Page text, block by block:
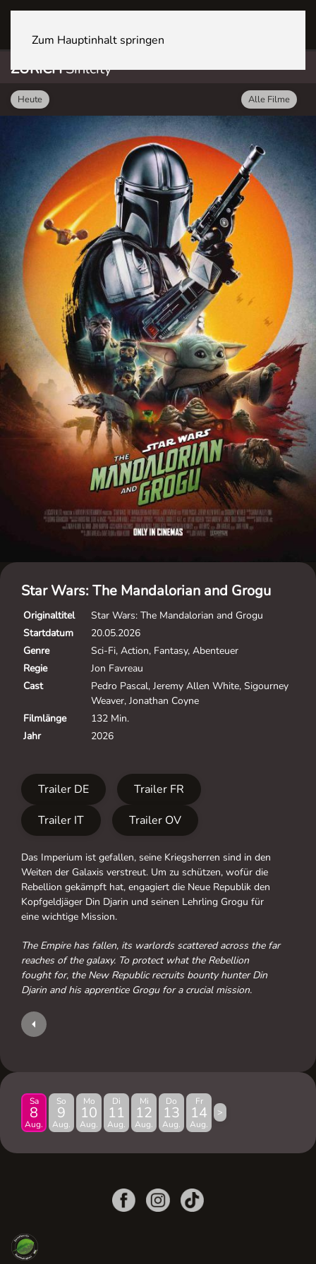
Zum Hauptinhalt springen
ZÜRICHSihlcity
Heute Alle Filme
Star Wars: The Mandalorian and Grogu
Originaltitel
Star Wars: The Mandalorian and Grogu
Startdatum
20.05.2026
Genre
Sci-Fi, Action, Fantasy, Abenteuer
Regie
Jon Favreau
Cast
Pedro Pascal, Jeremy Allen White, Sigourney
Weaver, Jonathan Coyne
Filmlänge
132 Min.
Jahr
2026
Trailer DE
Trailer FR
Trailer IT
Trailer OV
Das Imperium ist gefallen, seine Kriegsherren sind in den
Weiten der Galaxis verstreut. Um zu schützen, wofür die
Rebellion gekämpft hat, engagiert die Neue Republik den
Kopfgeldjäger Din Djarin und seinen Lehrling Grogu für
eine wichtige Mission.
The Empire has fallen, its warlords scattered across the far
reaches of the galaxy. To protect what the Rebellion
fought for, the New Republic recruits bounty hunter Din
Djarin and his apprentice Grogu for a crucial mission.
Sa
8
Aug.
So
9
Aug.
Mo
10
Aug.
Di
11
Aug.
Mi
12
Aug.
Do
13
Aug.
Fr
14
Aug.
>